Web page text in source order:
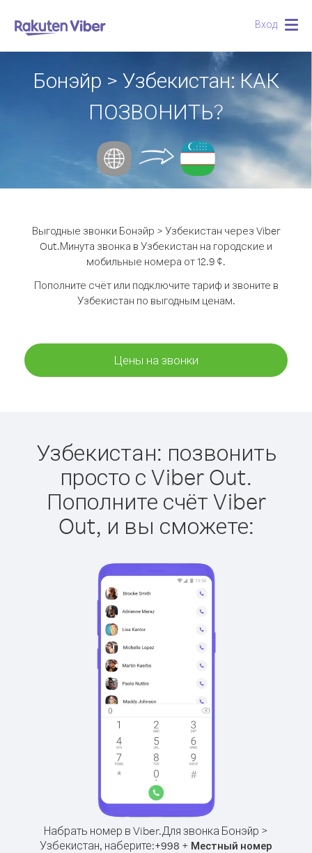
Вход
Бонэйр > Узбекистан: КАК
ПОЗВОНИТЬ?
Выгодные звонки Бонэйр > Узбекистан через Viber
Out.Минута звонка в Узбекистан на городские и
мобильные номера от 12.9 ¢.
Пополните счёт или подключите тариф и звоните в
Узбекистан по выгодным ценам.
Цены на звонки
Узбекистан: позвонить
просто с Viber Out.
Пополните счёт Viber
Out, и вы сможете:
Набрать номер в Viber.Для звонка Бонэйр >
Узбекистан, наберите:+998 + Местный номер